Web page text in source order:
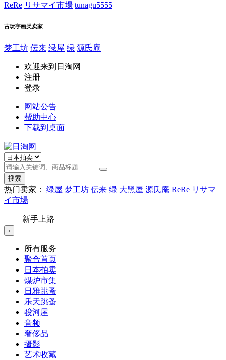
ReRe リサマイ市場 tunagu5555
古玩字画类卖家
梦工坊 伝来 绿屋 绿 源氏庵
欢迎来到日淘网
注册
登录
网站公告
帮助中心
下载到桌面
搜索
热门卖家： 绿屋 梦工坊 伝来 绿 大黑屋 源氏庵 ReRe リサマ
イ市場
新手上路
‹
所有服务
聚合首页
日本拍卖
煤炉市集
日雅跳蚤
乐天跳蚤
骏河屋
音频
奢侈品
摄影
艺术收藏